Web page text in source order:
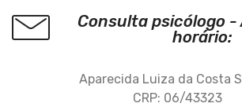
Consulta psicólogo -
horário:
Aparecida Luiza da Costa
CRP: 06/43323